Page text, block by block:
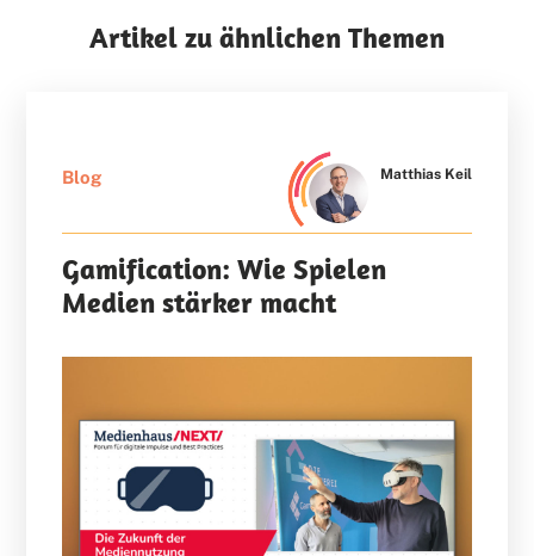
Artikel zu ähnlichen Themen
Blog Matthias Keil
Gamification: Wie Spielen
Medien stärker macht